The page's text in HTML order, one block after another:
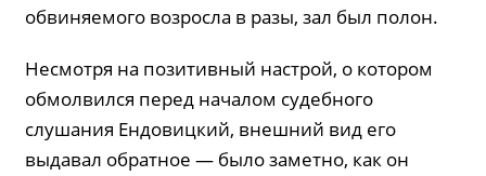
обвиняемого возросла в разы, зал был полон.
Несмотря на позитивный настрой, о котором
обмолвился перед началом судебного
слушания Ендовицкий, внешний вид его
выдавал обратное — было заметно, как он